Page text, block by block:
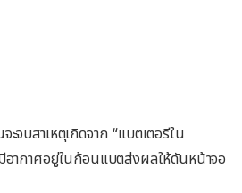
จบสาเหตุเกิดจาก “แบตเตอรีใน
ากาศอยู่ในก้อนแบตส่งผลให้ดันหน้าจอ